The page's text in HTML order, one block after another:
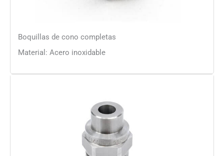
Boquillas de cono completas
Material: Acero inoxidable